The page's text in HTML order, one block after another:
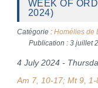
WEEK OF
2024)
Catégorie : Homélies de
Publication : 3 juillet
4 July 2024 -
Am 7, 10-17; Mt 9, 1-